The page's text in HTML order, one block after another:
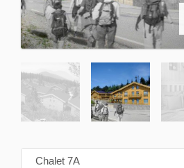
Chalet 7A